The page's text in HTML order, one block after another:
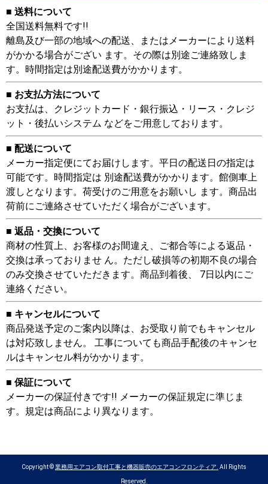
■ 送料について
全国送料無料です!!
離島及び一部の地域への配送、またはメーカーにより送料
がかかる場合がござい ます。その際は別途ご連絡致しま
す。時間指定は別途配送費がかかります。
■ お支払方法について
お支払は、クレジットカード・銀行振込・リース・クレジ
ット・後払いシステム などをご用意しております。
■ 配送について
メーカー指定便にてお届けします。平日の配送日の指定は
可能です。時間指定は 別途配送費がかかります。館側車上
渡しとなります。荷受けのご用意をお願いし ます。商品出
荷前にご連絡させていただく場合がございます。
■ 返品・交換について
商材の性質上、お客様のお間違え、ご都合等による返品・
交換は承っておりませ ん。ただし破損等の初期不良の場合
のみ交換させていただきます。商品到着後、 7日以内にご
連絡ください。
■ キャンセルについて
商品発送予定のご案内以降は、お受取り前でもキャンセル
は対応致しません。 工事についても商品手配後のキャンセ
ルはキャンセル料がかかります。
■ 保証について
メーカーの保証付きです!! メーカーの保証規定に準じま
す。規定は商品により異なります。
Copyright ©業務用エアコン取付工事と機器販売のエアコンフロンティア. All Rights
Reserved.